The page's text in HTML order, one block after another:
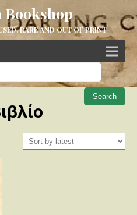
RARE AND OUT OF PRINT
When